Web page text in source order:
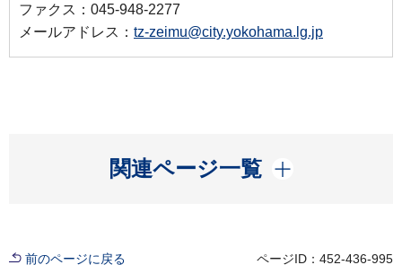
ファクス：045-948-2277
メールアドレス： tz-zeimu@city.yokohama.lg.jp
関連ページ一覧
開く
前のページに戻る ページID：452-436-995